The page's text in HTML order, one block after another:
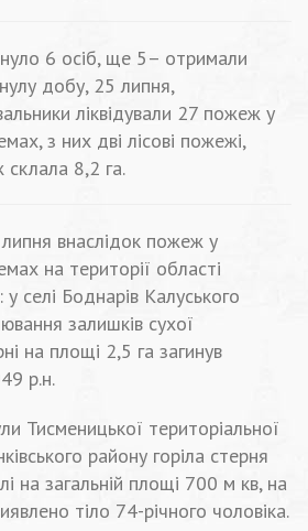
6 осіб, ще 5– отримали
добу, 25 липня,
ліквідували 27 пожеж у
з них дві лісові пожежі,
8,2 га.
внаслідок пожеж у
на території області
селі Боднарів Калуського
залишків сухої
на площі 2,5 га загинув
р.н.
Тисменицької територіальної
району горіла стерня
на загальній площі 700 м кв, на
тіло 74-річного чоловіка.